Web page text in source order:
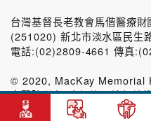
台灣基督長老教會馬偕醫療
(251020) 新北市淡水區民生
電話:(02)2809-4661 傳真
© 2020, MacKay
念醫院所有，未經許可請勿轉載
台灣基督長老教會馬偕醫療